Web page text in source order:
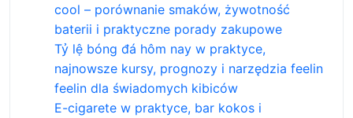
cool – porównanie smaków, żywotność
baterii i praktyczne porady zakupowe
Tỷ lệ bóng đá hôm nay w praktyce,
najnowsze kursy, prognozy i narzędzia feelin
feelin dla świadomych kibiców
E-cigarete w praktyce, bar kokos i